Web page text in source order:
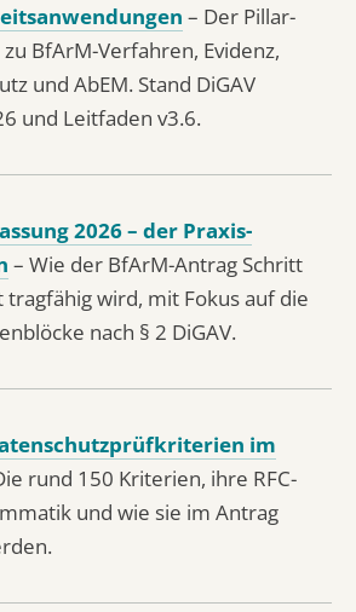
– Der Pillar-
BfArM-Verfahren, Evidenz,
und AbEM. Stand DiGAV
und Leitfaden v3.6.
2026 – der Praxis-
– Wie der BfArM-Antrag Schritt
tragfähig wird, mit Fokus auf die
nach § 2 DiGAV.
im
rund 150 Kriterien, ihre RFC-
und wie sie im Antrag